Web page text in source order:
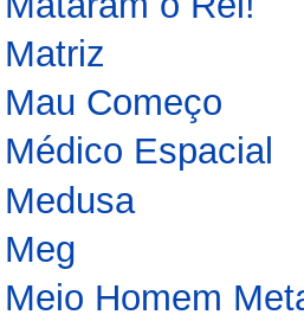
Matriz
Mau Começo
Médico Espacial
Medusa
Meg
Meio Homem